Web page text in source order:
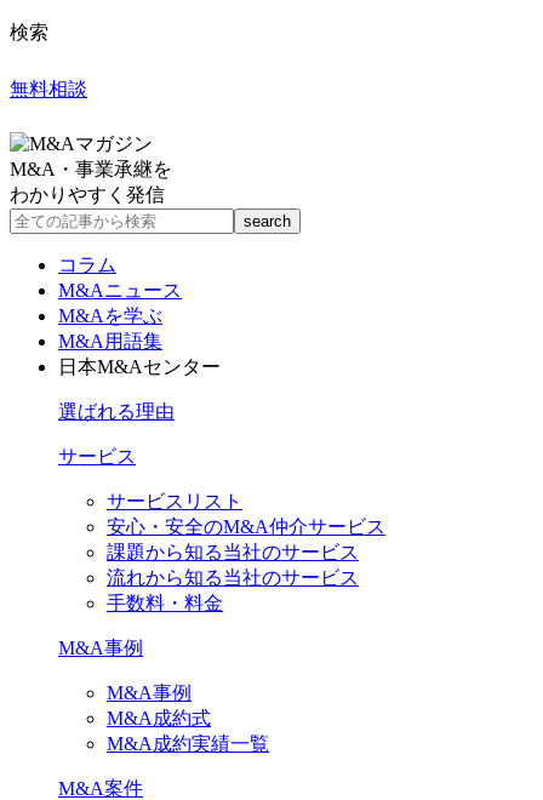
検索
無料相談
M&A・事業承継を
わかりやすく発信
コラム
M&Aニュース
M&Aを学ぶ
M&A用語集
日本M&Aセンター
選ばれる理由
サービス
サービスリスト
安心・安全のM&A仲介サービス
課題から知る当社のサービス
流れから知る当社のサービス
手数料・料金
M&A事例
M&A事例
M&A成約式
M&A成約実績一覧
M&A案件